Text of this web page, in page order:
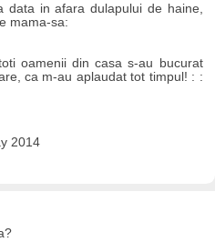
data in afara dulapului de haine,
mama-sa:
oamenii din casa s-au bucurat
ca m-au aplaudat tot timpul! : :
2014